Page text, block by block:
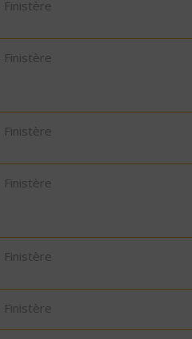
Finistère
Finistère
Finistère
Finistère
Finistère
Finistère